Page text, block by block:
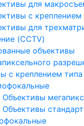
для
с креплением
для
(CCTV)
объективы
с креплением
Объективы
Объективы